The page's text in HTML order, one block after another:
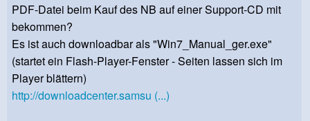
PDF-Datei beim Kauf des NB auf einer Support-CD mit
bekommen?
Es ist auch downloadbar als "Win7_Manual_ger.exe"
(startet ein Flash-Player-Fenster - Seiten lassen sich im
Player blättern)
http://downloadcenter.samsu (...)